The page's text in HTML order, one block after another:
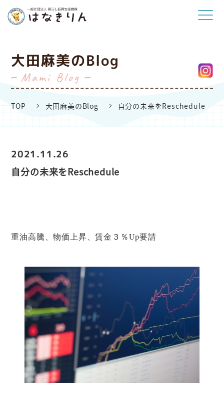
大田麻美のBlog
Mami Blog
TOP 大田麻美のBlog 自分の未来をReschedule
2021.11.26
自分の未来をReschedule
重油高騰、物価上昇、賃金３％Up要請